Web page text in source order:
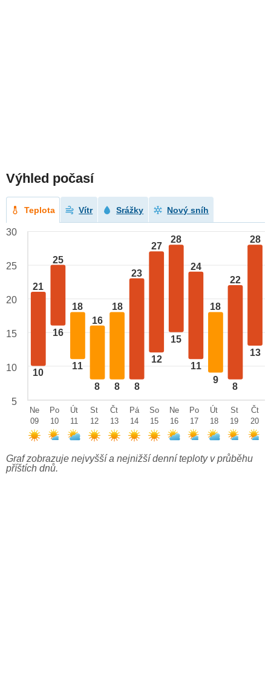
Výhled počasí
Teplota Vítr Srážky Nový sníh
21
10
25
16
18
11
16
8
18
8
23
8
27
12
28
15
24
11
18
9
22
8
28
13
30
25
20
15
10
5
Ne
09
Po
10
Út
11
St
12
Čt
13
Pá
14
So
15
Ne
16
Po
17
Út
18
St
19
Čt
20
Graf zobrazuje nejvyšší a nejnižší denní teploty v průběhu
příštích dnů.